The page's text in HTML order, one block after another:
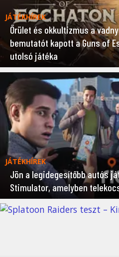
JÁTÉKHÍREK
Őrület és okkultizmus a
bemutatót kapott a Guns of
utolsó játéka
JÁTÉKHÍREK
Jön a legidegesítőbb autós
Stimulator, amelyben